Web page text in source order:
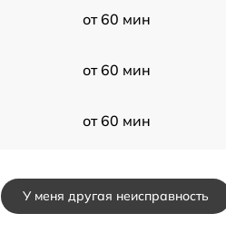
от 60 мин
от 60 мин
от 60 мин
У меня другая неисправность